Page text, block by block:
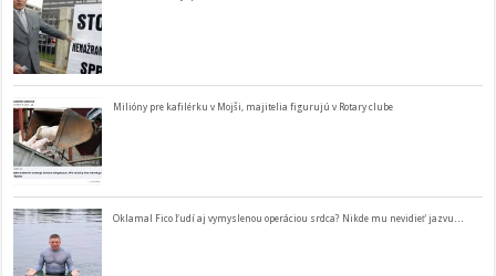
Milióny pre kafilérku v Mojši, majitelia figurujú v Rotary clube
Oklamal Fico ľudí aj vymyslenou operáciou srdca? Nikde mu nevidieť jazvu…